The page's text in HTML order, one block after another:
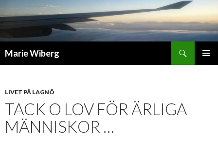
Marie Wiberg
LIVET PÅ LAGNÖ
TACK O LOV FÖR ÄRLIGA
MÄNNISKOR …